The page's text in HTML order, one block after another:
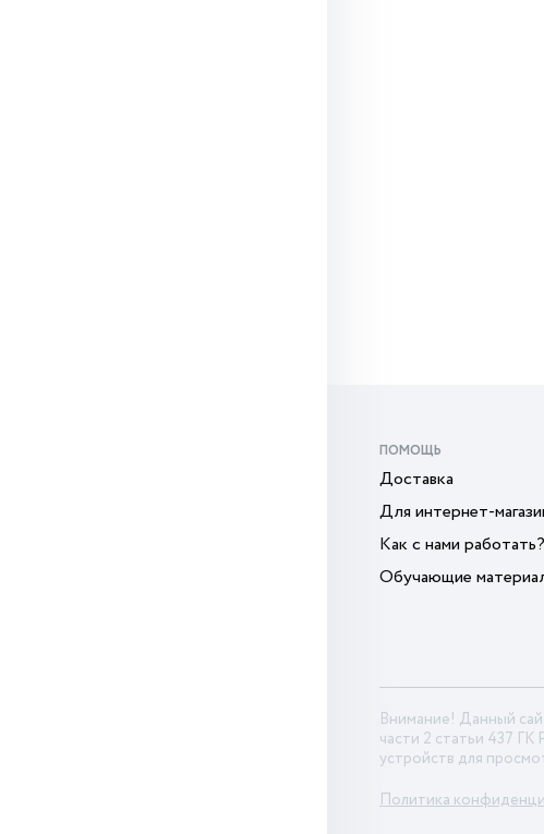
ПОМОЩЬ
Доставка
Для интернет-
Как с нами работать?
Обучающие
Внимание! Данный
части 2 статьи 437
устройств для
Политика